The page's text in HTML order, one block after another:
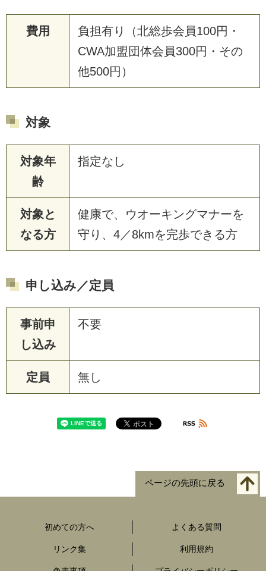
費用
負担有り（北総歩会員100円・
CWA加盟団体会員300円・その
他500円）
対象
対象年
齢
指定なし
対象と
なる方
健康で、ウオーキングマナーを
守り、4／8kmを完歩できる方
申し込み／定員
事前申
し込み
不要
定員 無し
ページの先頭に戻る
初めての方へ よくある質問
リンク集 利用規約